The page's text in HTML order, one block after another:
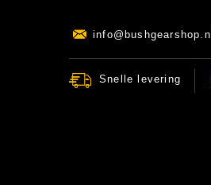
info@bushgearshop.nl
Snelle levering